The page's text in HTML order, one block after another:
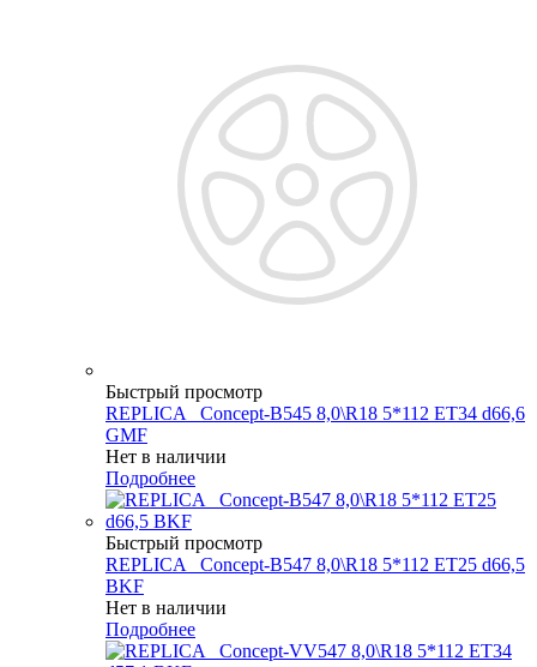
Быстрый просмотр
REPLICA _Concept-B545 8,0\R18 5*112 ET34 d66,6
GMF
Нет в наличии
Подробнее
Быстрый просмотр
REPLICA _Concept-B547 8,0\R18 5*112 ET25 d66,5
BKF
Нет в наличии
Подробнее